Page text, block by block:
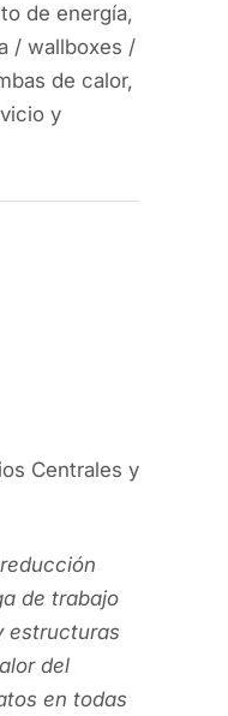
de energía,
/ wallboxes /
de calor,
y
Centrales y
de trabajo
estructuras
del
en todas